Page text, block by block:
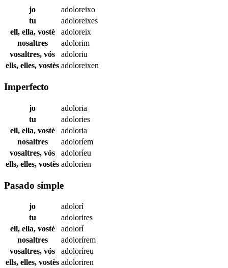
jo
adoloreixo
tu
adoloreixes
ell, ella, vostè
adoloreix
nosaltres
adolorim
vosaltres, vós
adoloriu
ells, elles, vostès adoloreixen
Imperfecto
jo
adoloria
tu
adolories
ell, ella, vostè
adoloria
nosaltres
adoloríem
vosaltres, vós
adoloríeu
ells, elles, vostès adolorien
Pasado simple
jo
adolorí
tu
adolorires
ell, ella, vostè
adolorí
nosaltres
adolorírem
vosaltres, vós
adoloríreu
ells, elles, vostès adoloriren